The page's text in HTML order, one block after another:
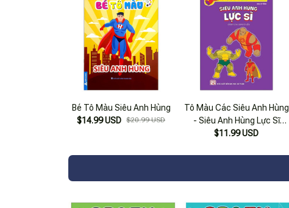
Bé Tô Màu Siêu Anh Hùng
$14.99 USD $20.99 USD
Tô Màu Các Siêu Anh Hùng
- Siêu Anh Hùng Lực Sĩ
(dành Cho Bé 5 Tuổi)
$11.99 USD